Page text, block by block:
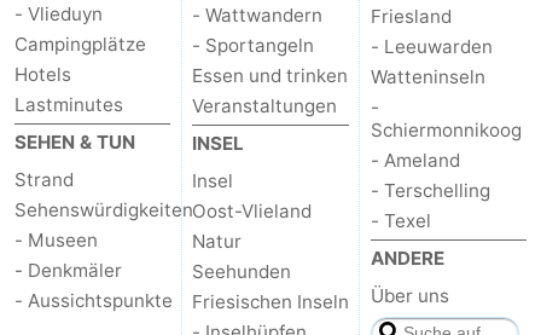
- Vlieduyn
Campingplätze
Hotels
Lastminutes
SEHEN & TUN
Strand
Sehenswürdigkeiten
- Museen
- Denkmäler
- Aussichtspunkte
- Wattwandern
- Sportangeln
Essen und trinken
Veranstaltungen
INSEL
Insel
Oost-Vlieland
Natur
Seehunden
Friesischen Inseln
Friesland
- Leeuwarden
Watteninseln
-
Schiermonnikoog
- Ameland
- Terschelling
- Texel
ANDERE
Über uns